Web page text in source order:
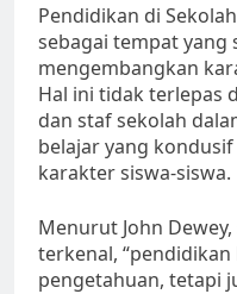
Pendidikan di
sebagai tempat yang
mengembangkan
Hal ini tidak terlepas
dan staf sekolah
belajar yang
karakter siswa-siswa.
Menurut John
terkenal,
pengetahuan, tetapi